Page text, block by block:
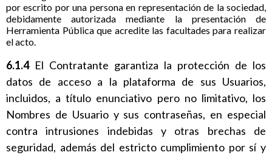
por escrito por una persona en representación de la sociedad,
debidamente autorizada mediante la presentación de
Herramienta Pública que acredite las facultades para realizar
el acto.
6.1.4 El Contratante garantiza la protección de los
datos de acceso a la plataforma de sus Usuarios,
incluidos, a título enunciativo pero no limitativo, los
Nombres de Usuario y sus contraseñas, en especial
contra intrusiones indebidas y otras brechas de
seguridad, además del estricto cumplimiento por sí y